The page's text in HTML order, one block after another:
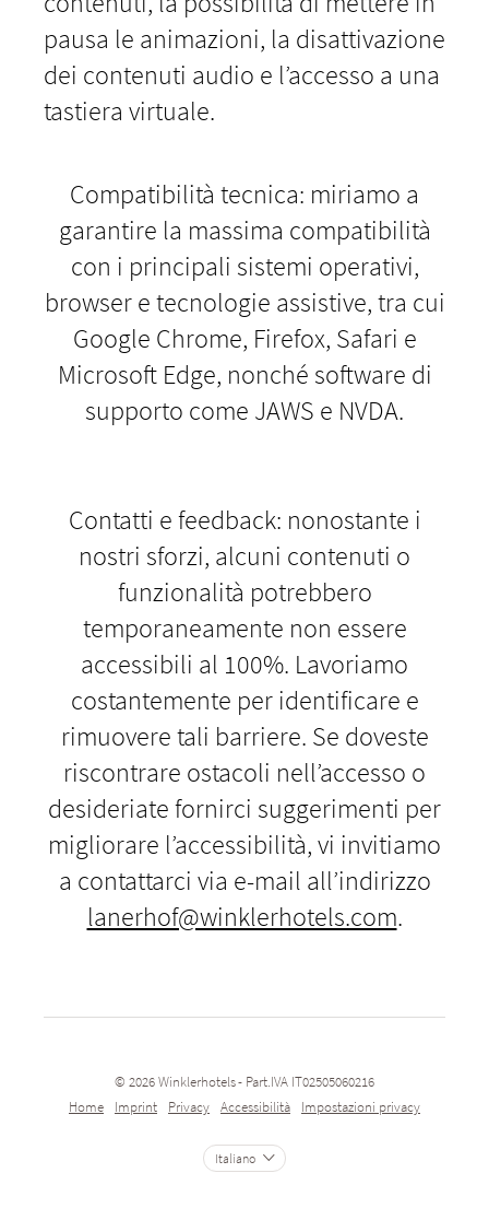
pausa le animazioni, la disattivazione
dei contenuti audio e l’accesso a una
tastiera virtuale.
Compatibilità tecnica: miriamo a
garantire la massima compatibilità
con i principali sistemi operativi,
browser e tecnologie assistive, tra cui
Google Chrome, Firefox, Safari e
Microsoft Edge, nonché software di
supporto come JAWS e NVDA.
Contatti e feedback: nonostante i
nostri sforzi, alcuni contenuti o
funzionalità potrebbero
temporaneamente non essere
accessibili al 100%. Lavoriamo
costantemente per identificare e
rimuovere tali barriere. Se doveste
riscontrare ostacoli nell’accesso o
desideriate fornirci suggerimenti per
migliorare l’accessibilità, vi invitiamo
a contattarci via e-mail all’indirizzo
lanerhof@winklerhotels.com.
© 2026 Winklerhotels- Part.IVA IT02505060216
Home
Imprint Privacy Accessibilità Impostazioni privacy